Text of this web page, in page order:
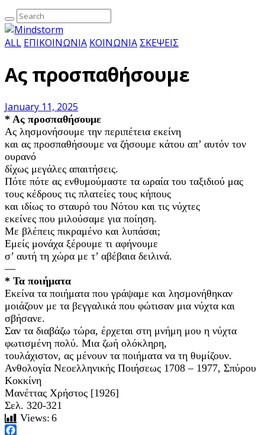
ALL ΕΠΙΚΟΙΝΩΝΙΑ ΚΟΙΝΩΝΙΑ ΣΚΕΨΕΙΣ
Ας προσπαθήσουμε
January 11, 2025
* Ας προσπαθήσουμε
Ας λησμονήσουμε την περιπέτεια εκείνη
και ας προσπαθήσουμε να ζήσουμε κάτου απ’ αυτόν τον
ουρανό
δίχως μεγάλες απαιτήσεις.
Πότε πότε ας ενθυμούμαστε τα ωραία του ταξιδιού μας
τους κέδρους τις πλατείες τους κήπους
και ιδίως το σταυρό του Νότου και τις νύχτες
εκείνες που μιλούσαμε για ποίηση.
Με βλέπεις πικραμένο και λυπάσαι;
Εμείς μονάχα ξέρουμε τι αφήνουμε
σ’ αυτή τη χώρα με τ’ αβέβαια δειλινά.
—
* Τα ποιήματα
Εκείνα τα ποιήματα που γράψαμε και λησμονήθηκαν
μοιάζουν με τα βεγγαλικά που φώτισαν μια νύχτα και
σβήσανε.
Σαν τα διαβάζω τώρα, έρχεται στη μνήμη μου η νύχτα
φωτισμένη πολύ. Μια ζωή ολόκληρη,
τουλάχιστον, ας μένουν τα ποιήματα να τη θυμίζουν.
Ανθολογία Νεοελληνικής Ποιήσεως 1708 – 1977, Σπύρου
Κοκκίνη
Μανέττας Χρήστος [1926]
Σελ. 320-321
Views: 6